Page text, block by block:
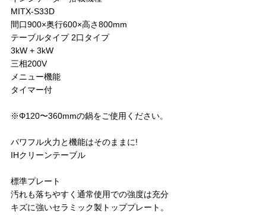
MITX-S33D
間口900×奥行600×高さ800mm
テーブルタイプ 2口タイプ
3kW + 3kW
三相200V
メニュー機能
タイマー付
※Φ120〜360mmの鍋をご使用ください。
パワフル火力と機能はそのままに!
IHクリーンテーブル
標準プレート
汚れも落ちやすく通常使用での強度は充分
キズに強いセラミック製トッププレート。